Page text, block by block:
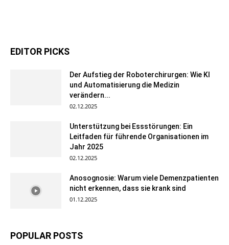
EDITOR PICKS
Der Aufstieg der Roboterchirurgen: Wie KI
und Automatisierung die Medizin
verändern...
02.12.2025
Unterstützung bei Essstörungen: Ein
Leitfaden für führende Organisationen im
Jahr 2025
02.12.2025
Anosognosie: Warum viele Demenzpatienten
nicht erkennen, dass sie krank sind
01.12.2025
POPULAR POSTS